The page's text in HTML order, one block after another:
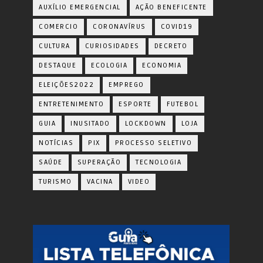
AUXÍLIO EMERGENCIAL AÇÃO BENEFICENTE
COMERCIO CORONAVÍRUS COVID19
CULTURA CURIOSIDADES DECRETO
DESTAQUE ECOLOGIA ECONOMIA
ELEIÇÕES2022 EMPREGO
ENTRETENIMENTO ESPORTE FUTEBOL
GUIA INUSITADO LOCKDOWN LOJA
NOTÍCIAS PIX PROCESSO SELETIVO
SAÚDE SUPERAÇÃO TECNOLOGIA
TURISMO VACINA VIDEO